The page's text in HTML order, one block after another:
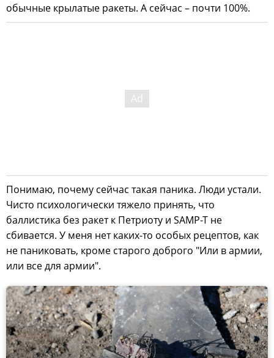
обычные крылатые ракеты. А сейчас – почти 100%.
Понимаю, почему сейчас такая паника. Люди устали.
Чисто психологически тяжело принять, что
баллистика без ракет к Петриоту и SAMP-T не
сбивается. У меня нет каких-то особых рецептов, как
не паниковать, кроме старого доброго "Или в армии,
или все для армии".